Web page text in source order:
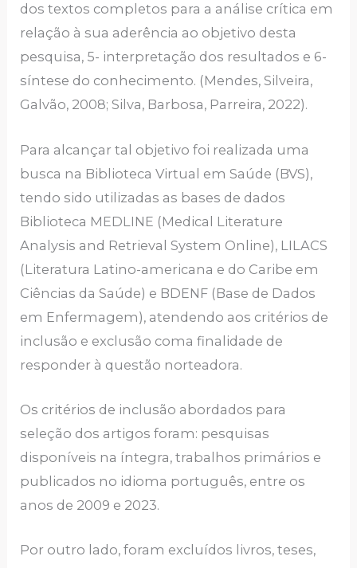
dos textos completos para a análise crítica em
relação à sua aderência ao objetivo desta
pesquisa, 5- interpretação dos resultados e 6-
síntese do conhecimento. (Mendes, Silveira,
Galvão, 2008; Silva, Barbosa, Parreira, 2022).
Para alcançar tal objetivo foi realizada uma
busca na Biblioteca Virtual em Saúde (BVS),
tendo sido utilizadas as bases de dados
Biblioteca MEDLINE (Medical Literature
Analysis and Retrieval System Online), LILACS
(Literatura Latino-americana e do Caribe em
Ciências da Saúde) e BDENF (Base de Dados
em Enfermagem), atendendo aos critérios de
inclusão e exclusão coma finalidade de
responder à questão norteadora.
Os critérios de inclusão abordados para
seleção dos artigos foram: pesquisas
disponíveis na íntegra, trabalhos primários e
publicados no idioma português, entre os
anos de 2009 e 2023.
Por outro lado, foram excluídos livros, teses,